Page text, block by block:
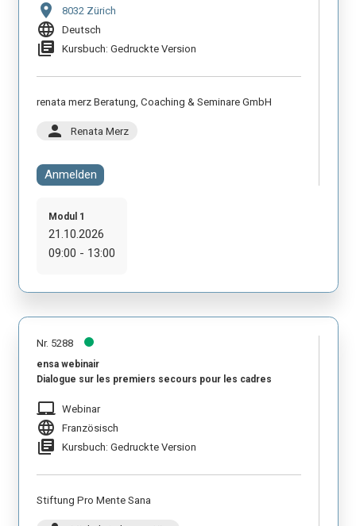
location_on 8032 Zürich
language Deutsch
library_books Kursbuch: Gedruckte Version
renata merz Beratung, Coaching & Seminare GmbH
person Renata Merz
Anmelden
Modul 1
21.10.2026
09:00 - 13:00
Nr. 5288
ensa webinair
Dialogue sur les premiers secours pour les cadres
laptop_mac Webinar
language Französisch
library_books Kursbuch: Gedruckte Version
Stiftung Pro Mente Sana